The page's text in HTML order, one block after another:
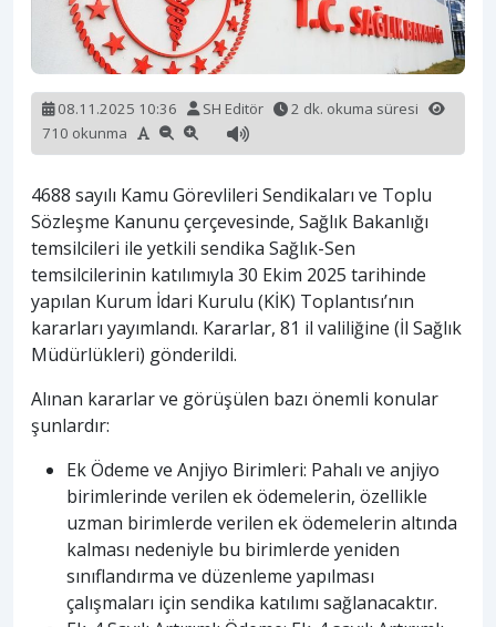
08.11.2025 10:36 SH Editör
2 dk. okuma süresi
710 okunma
4688 sayılı Kamu Görevlileri Sendikaları ve Toplu
Sözleşme Kanunu çerçevesinde, Sağlık Bakanlığı
temsilcileri ile yetkili sendika Sağlık-Sen
temsilcilerinin katılımıyla 30 Ekim 2025 tarihinde
yapılan Kurum İdari Kurulu (KİK) Toplantısı’nın
kararları yayımlandı. Kararlar, 81 il valiliğine (İl Sağlık
Müdürlükleri) gönderildi.
Alınan kararlar ve görüşülen bazı önemli konular
şunlardır:
Ek Ödeme ve Anjiyo Birimleri: Pahalı ve anjiyo
birimlerinde verilen ek ödemelerin, özellikle
uzman birimlerde verilen ek ödemelerin altında
kalması nedeniyle bu birimlerde yeniden
sınıflandırma ve düzenleme yapılması
çalışmaları için sendika katılımı sağlanacaktır.